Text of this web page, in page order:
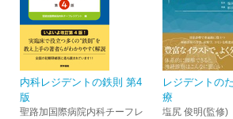
内科レジデントの鉄則 第4
版
聖路加国際病院内科チーフレ
レジデントの
療
塩尻 俊明(監修)